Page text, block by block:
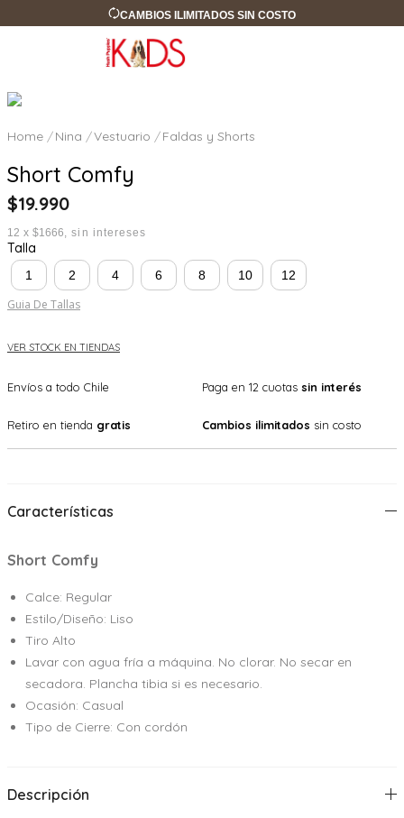
CAMBIOS ILIMITADOS SIN COSTO
Nina Vestuario Faldas y Shorts
Short Comfy
$19.990
12 x $1666 sin intereses
Talla
1 2 4 6 8 10 12
Guia De Tallas
VER STOCK EN TIENDAS
Envíos a todo Chile Paga en 12 cuotas sin interés
Retiro en tienda gratis Cambios ilimitados sin costo
Características
Short Comfy
Calce: Regular
Estilo/Diseño: Liso
Tiro Alto
Lavar con agua fría a máquina. No clorar. No secar en
secadora. Plancha tibia si es necesario.
Ocasión: Casual
Tipo de Cierre: Con cordón
Descripción